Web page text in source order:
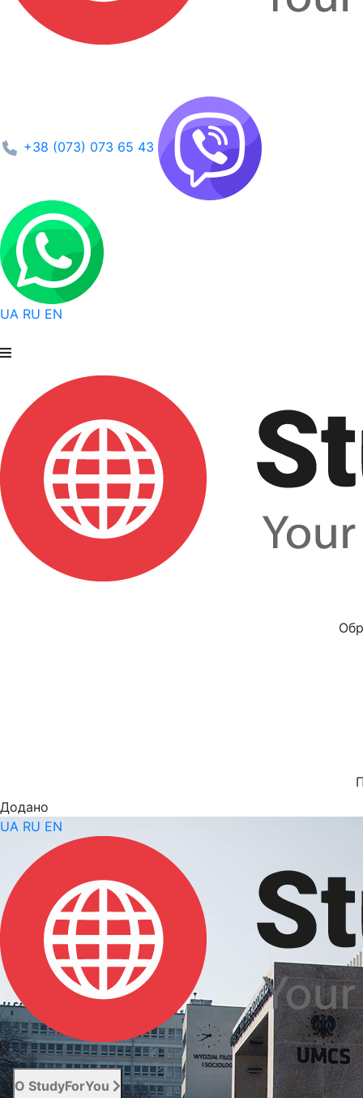
+38 (073) 073 65 43
UA RU EN
Додано
UA RU EN
О StudyForYou